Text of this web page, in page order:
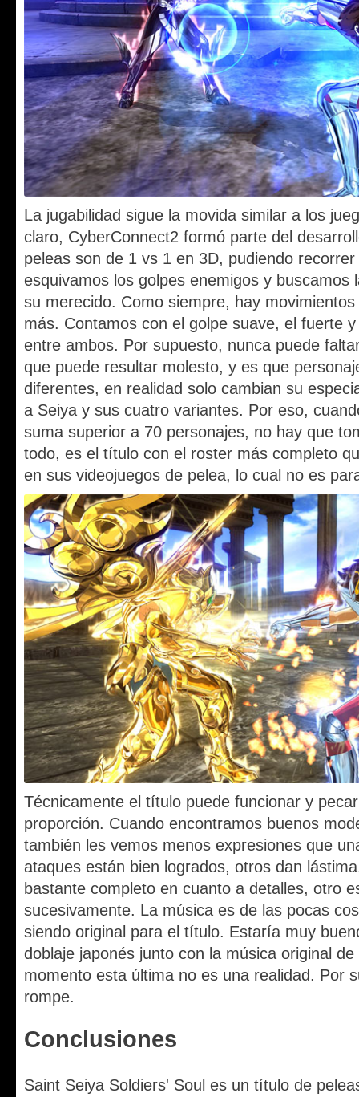
La jugabilidad sigue la movida similar a los
claro, CyberConnect2 formó parte del
peleas son de 1 vs 1 en 3D, pudiendo
esquivamos los golpes enemigos y buscamos
su merecido. Como siempre, hay
más. Contamos con el golpe suave, el fuerte
entre ambos. Por supuesto, nunca puede
que puede resultar molesto, y es que
diferentes, en realidad solo cambian su
a Seiya y sus cuatro variantes. Por eso,
suma superior a 70 personajes, no hay que
todo, es el título con el roster más completo
en sus videojuegos de pelea, lo cual no es
Técnicamente el título puede funcionar y
proporción. Cuando encontramos buenos
también les vemos menos expresiones que
ataques están bien logrados, otros dan
bastante completo en cuanto a detalles, otro
sucesivamente. La música es de las pocas
siendo original para el título. Estaría muy
doblaje japonés junto con la música original
momento esta última no es una realidad. Por
rompe.
Conclusiones
Saint Seiya Soldiers' Soul es un título de